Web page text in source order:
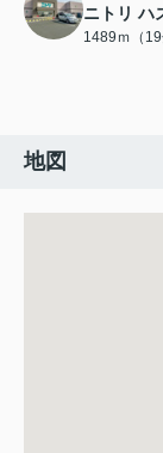
ニトリ ハ
1489ｍ（19
地図